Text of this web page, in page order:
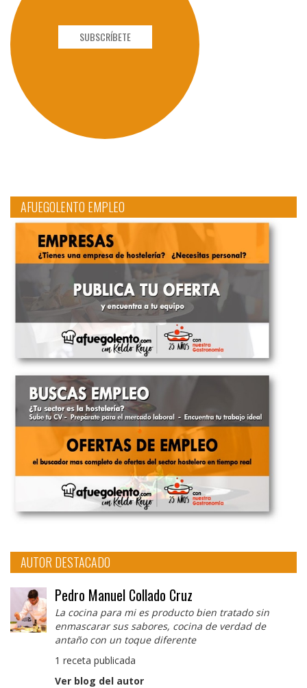
SUBSCRÍBETE
AFUEGOLENTO EMPLEO
AUTOR DESTACADO
Pedro Manuel Collado Cruz
La cocina para mi es producto bien tratado sin
enmascarar sus sabores, cocina de verdad de
antaño con un toque diferente
1 receta publicada
Ver blog del autor